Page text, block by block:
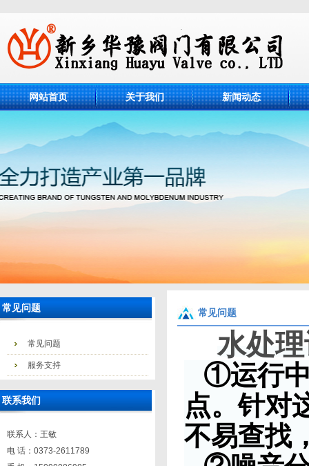
网站首页 关于我们 新闻动态
常见问题
常见问题
服务支持
联系我们
联系人：王敏
电 话：0373-2611789
常见问题
水处
①运行
点。针对
不易查找